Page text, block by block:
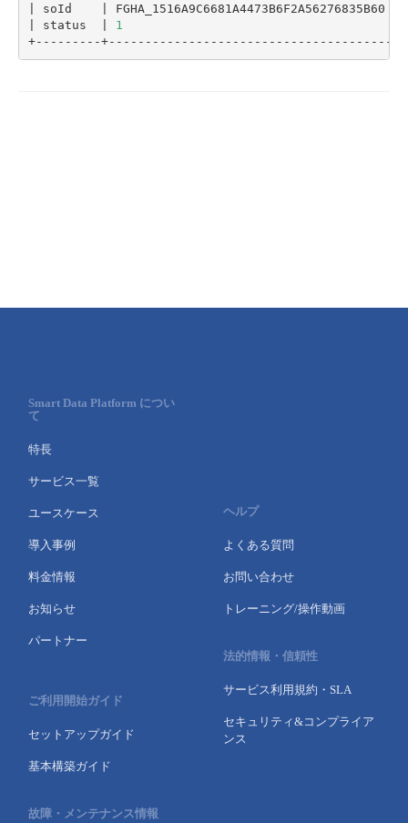
soId
status 1
Smart Data Platform につい
て
特長
サービス一覧
ユースケース
導入事例
料金情報
お知らせ
パートナー
ご利用開始ガイド
セットアップガイド
基本構築ガイド
故障・メンテナンス情報
ヘルプ
よくある質問
お問い合わせ
トレーニング/操作動画
法的情報・信頼性
サービス利用規約・SLA
セキュリティ&コンプライア
ンス